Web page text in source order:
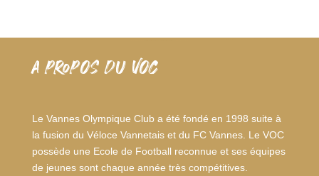
A PROPOS DU VOC
Le Vannes Olympique Club a été fondé en 1998 suite à
la fusion du Véloce Vannetais et du FC Vannes. Le VOC
possède une Ecole de Football reconnue et ses équipes
de jeunes sont chaque année très compétitives.